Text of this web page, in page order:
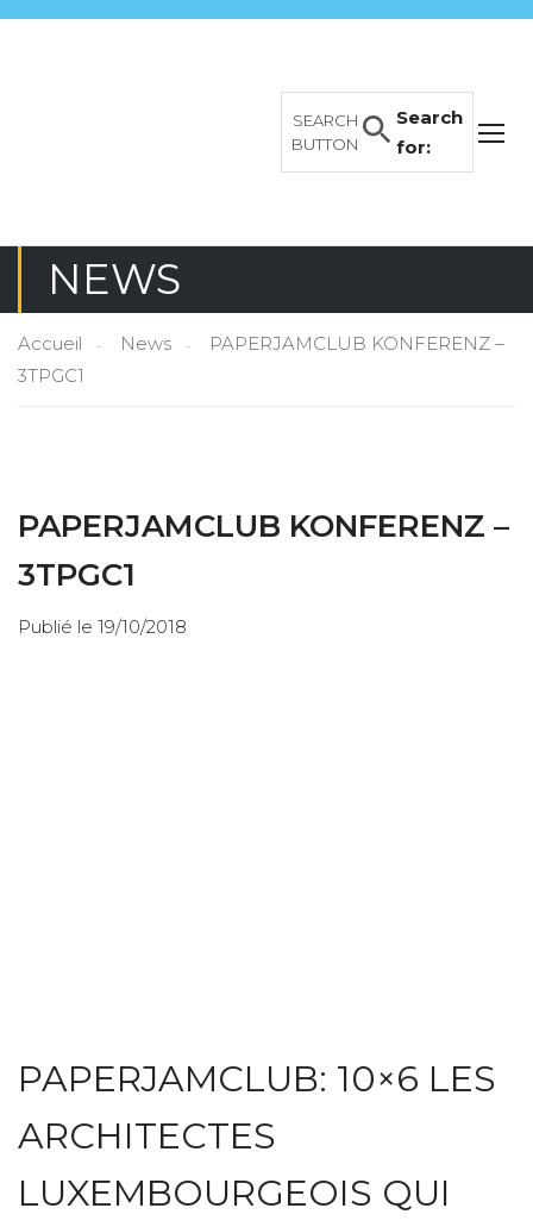
Search
for:
SEARCH
BUTTON
NEWS
Accueil News
PAPERJAMCLUB KONFERENZ –
3TPGC1
PAPERJAMCLUB KONFERENZ –
3TPGC1
Publié le 19/10/2018
PAPERJAMCLUB: 10×6 LES
ARCHITECTES
LUXEMBOURGEOIS QUI